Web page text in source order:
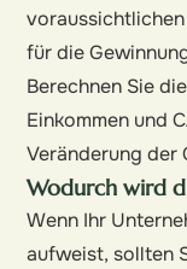
für die
Berechnen Sie
Einkommen und
Veränderung der
Wodurch wird
Wenn Ihr
aufweist, sollten